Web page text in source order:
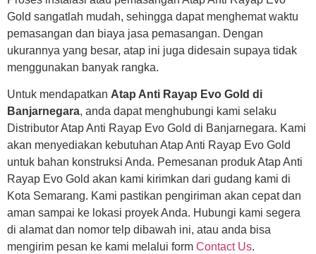
Gold sangatlah mudah, sehingga dapat menghemat waktu
pemasangan dan biaya jasa pemasangan. Dengan
ukurannya yang besar, atap ini juga didesain supaya tidak
menggunakan banyak rangka.
Untuk mendapatkan Atap Anti Rayap Evo Gold di
Banjarnegara, anda dapat menghubungi kami selaku
Distributor Atap Anti Rayap Evo Gold di Banjarnegara. Kami
akan menyediakan kebutuhan Atap Anti Rayap Evo Gold
untuk bahan konstruksi Anda. Pemesanan produk Atap Anti
Rayap Evo Gold akan kami kirimkan dari gudang kami di
Kota Semarang. Kami pastikan pengiriman akan cepat dan
aman sampai ke lokasi proyek Anda. Hubungi kami segera
di alamat dan nomor telp dibawah ini, atau anda bisa
mengirim pesan ke kami melalui form Contact Us.